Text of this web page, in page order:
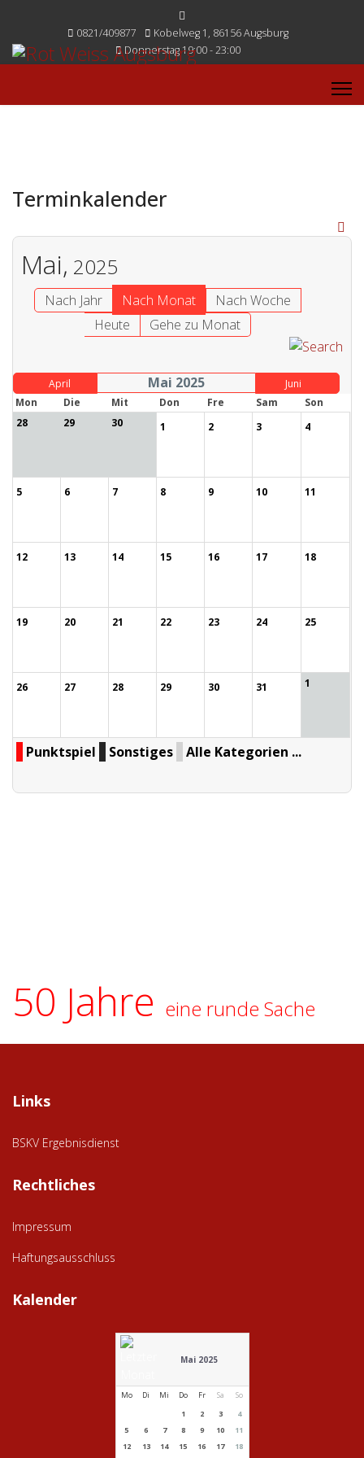
0821/409877
Kobelweg 1, 86156 Augsburg
Donnerstag 19:00 - 23:00
Terminkalender
Mai, 2025
Nach Jahr Nach Monat
Nach Woche
Heute
Gehe zu Monat
April Mai 2025
Juni
Mon
Die Mit Don Fre Sam
Son
28
29 30 1 2 3 4
5 6 7 8 9 10 11
12 13 14 15 16 17 18
19 20 21 22 23 24 25
26 27 28 29 30 31 1
Punktspiel Sonstiges Alle Kategorien ...
50 Jahre eine runde Sache
Links
BSKV Ergebnisdienst
Rechtliches
Impressum
Haftungsausschluss
Kalender
Mai 2025
Mo Di Mi Do Fr Sa
So
1
2 3
4
5
6 7 8 9 10
11
12
13 14 15 16 17
18